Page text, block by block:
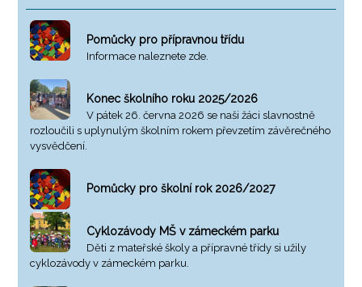
Pomůcky pro přípravnou třídu
Informace naleznete zde.
Konec školního roku 2025/2026
V pátek 26. června 2026 se naši žáci slavnostně
rozloučili s uplynulým školním rokem převzetím závěrečného
vysvědčení.
Pomůcky pro školní rok 2026/2027
Cyklozávody MŠ v zámeckém parku
Děti z mateřské školy a přípravné třídy si užily
cyklozávody v zámeckém parku.